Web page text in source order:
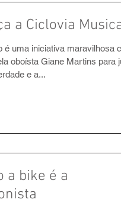
a Ciclovia
é uma iniciativa maravilhosa
oboísta Giane Martins para
e a...
a bike é a